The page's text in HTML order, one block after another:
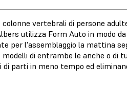
vertebrali di persone
utilizza Form Auto in modo da
per l'assemblaggio la mattina
di entrambe le anche o di
parti in meno tempo ed